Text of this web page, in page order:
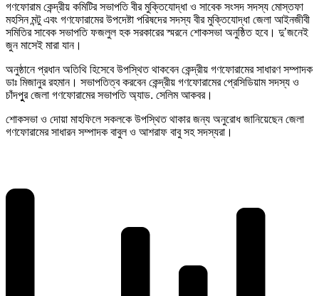
গণফোরাম কেন্দ্রীয় কমিটির সভাপতি বীর মুক্তিযোদ্ধা ও সাবেক সংসদ সদস্য মোস্তফা
মহসিন মন্টু এবং গণফোরামের উপদেষ্টা পরিষদের সদস্য বীর মুক্তিযোদ্ধা জেলা আইনজীবী
সমিতির সাবেক সভাপতি ফজলুল হক সরকারের স্মরনে শোকসভা অনুষ্ঠিত হবে। দু’জনেই
জুন মাসেই মারা যান।
অনুষ্ঠানে প্রধান অতিথি হিসেবে উপস্থিত থাকবেন কেন্দ্রীয় গণফোরামের সাধারণ সম্পাদক
ডাঃ মিজানুর রহমান। সভাপতিত্ব করবেন কেন্দ্রীয় গণফোরামের প্রেসিডিয়াম সদস্য ও
চাঁদপুুর জেলা গণফোরামের সভাপতি অ্যাড. সেলিম আকবর।
শোকসভা ও দোয়া মাহফিলে সকলকে উপস্থিত থাকার জন্য অনুরোধ জানিয়েছেন জেলা
গণফোরামের সাধারন সম্পাদক বাবুল ও আশরাফ বাবু সহ সদস্যরা।